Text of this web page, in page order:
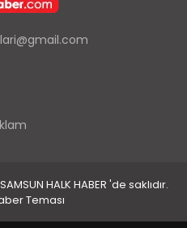
HALK HABER 'de saklıdır.
Teması